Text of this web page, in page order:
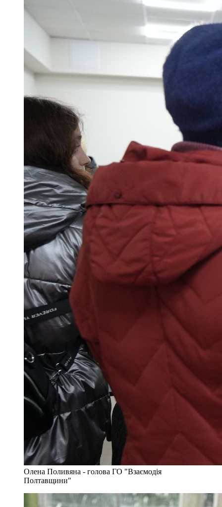
Олена Поливяна - голова ГО "Взаємодія
Полтавщини"